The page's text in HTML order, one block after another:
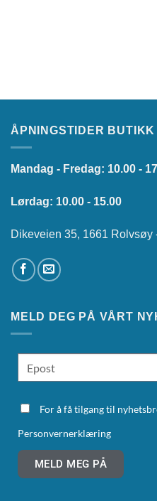
ÅPNINGSTIDER BUTIKK
Mandag - Fredag: 10.00 -
Lørdag: 10.00 - 15.00
Dikeveien 35, 1661 Rolvsøy
MELD DEG PÅ VÅRT
For å få tilgang til
Personvernerklæring
MELD MEG PÅ